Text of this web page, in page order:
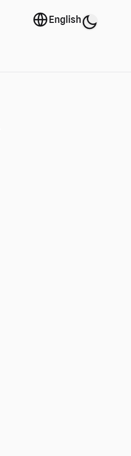
Volba jazyka
English
Volba barevného